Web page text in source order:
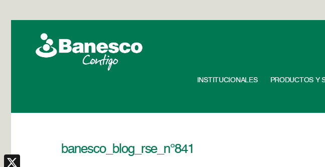
INSTITUCIONALES PRODUCTOS Y
banesco_blog_rse_n°841